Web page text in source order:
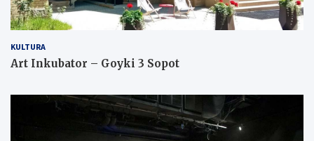
KULTURA
Art Inkubator – Goyki 3 Sopot